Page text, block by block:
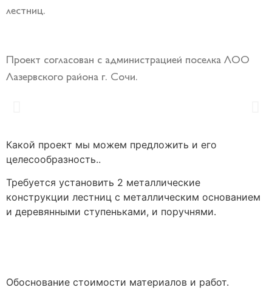
лестниц.
Проект согласован с администрацией поселка ЛОО
Лазервского района г. Сочи.
Какой проект мы можем предложить и его
целесообразность..
Требуется установить 2 металлические
конструкции лестниц с металлическим основанием
и деревянными ступеньками, и поручнями.
Обоснование стоимости материалов и работ.